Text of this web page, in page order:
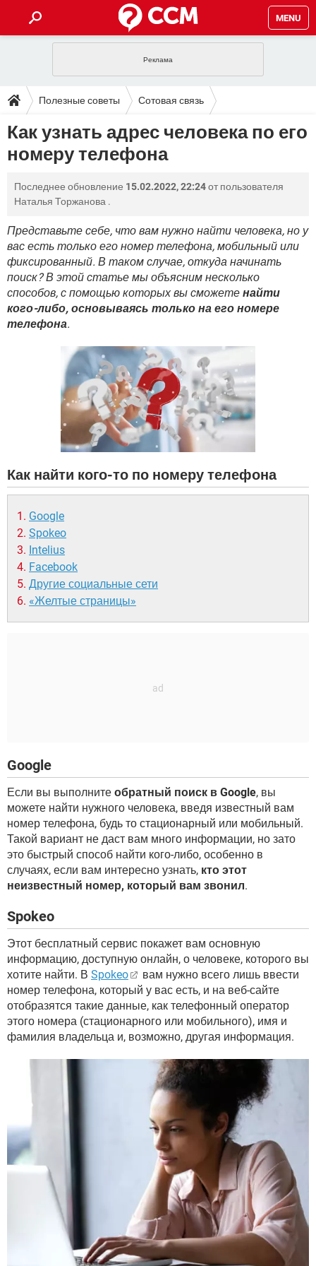
MENU
INSTAGRAM FACEBOOK
ИГРЫ WINDOWS 10
ВКОНТАКТЕ
ПОЛЕЗНЫЕ СОВЕТЫ
TIKTOK TELEGRAM
WHATSAPP INSTAGRAM
FACEBOOK
WINDOWS 10 ВКОНТАКТЕ
YANDEX
ЗАГРУЗКИ
TIKTOK
FACEBOOK
WINDOWS 10 ВКОНТАКТЕ
ВИДЕО GOOGLE
YANDEX
ФОРУМ
TIKTOK TELEGRAM
FACEBOOK ИГРЫ
WINDOWS 10 ВКОНТАКТЕ
YANDEX
ЭНЦИКЛОПЕДИЯ
TIKTOK TELEGRAM
WHATSAPP INSTAGRAM
FACEBOOK ИГРЫ
WINDOWS 10 ВКОНТАКТЕ
ВИДЕО
Полезные советы Сотовая связь
Как узнать адрес человека по его
номеру телефона
Последнее обновление 15.02.2022, 22:24от пользователя
Наталья Торжанова .
Представьте себе, что вам нужно найти человека, но у
вас есть только его номер телефона, мобильный или
фиксированный. В таком случае, откуда начинать
поиск? В этой статье мы объясним несколько
способов, с помощью которых вы сможете найти
кого-либо, основываясь только на его номере
телефона.
Как найти кого-то по номеру телефона
Google
Spokeo
Intelius
Facebook
Другие социальные сети
«Желтые страницы»
Google
Если вы выполните обратный поиск в Google, вы
можете найти нужного человека, введя известный вам
номер телефона, будь то стационарный или мобильный.
Такой вариант не даст вам много информации, но зато
это быстрый способ найти кого-либо, особенно в
случаях, если вам интересно узнать, кто этот
неизвестный номер, который вам звонил.
Spokeo
Этот бесплатный сервис покажет вам основную
информацию, доступную онлайн, о человеке, которого вы
хотите найти. В Spokeo
вам нужно всего лишь ввести
номер телефона, который у вас есть, и на веб-сайте
отобразятся такие данные, как телефонный оператор
этого номера (стационарного или мобильного), имя и
фамилия владельца и, возможно, другая информация.